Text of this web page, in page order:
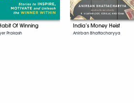
Of Winning
Prakash
India’s Money Heist
Anirban Bhattacharyya